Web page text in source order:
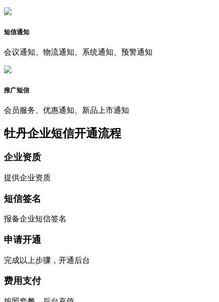
短信通知
会议通知、物流通知、系统通知、预警通知
推广短信
会员服务、优惠通知、新品上市通知
牡丹企业短信开通流程
企业资质
提供企业资质
短信签名
报备企业短信签名
申请开通
完成以上步骤，开通后台
费用支付